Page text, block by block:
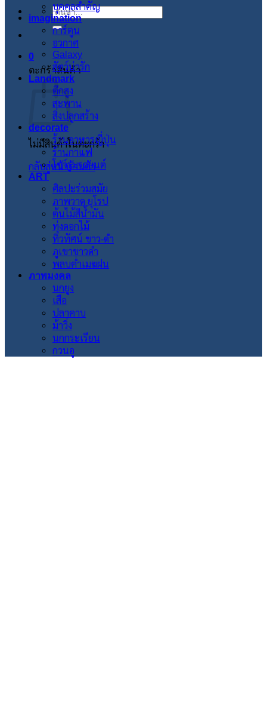
ค้นหา:
0
ตะกร้าสินค้า
ไม่มีสินค้าในตะกร้า
กลับสู่หน้าร้านค้า
บุคคลสำคัญ
imagination
การ์ตูน
อวกาศ
Galaxy
สัตว์น่ารัก
Landmark
ตึกสูง
สะพาน
สิ่งปลูกสร้าง
decorate
ร้านอาหารญี่ปุ่น
ร้านกาแฟ
โชว์รูมรถยนต์
ART
ศิลปะร่วมสมัย
ภาพวาด ยุโรป
ต้นไม้สีน้ำมัน
ทุ่งดอกไม้
ทิวทัศน์ ขาว-ดำ
ภูเขาขาวดำ
พลบค่ำเมฆฝน
ภาพมงคล
นกยูง
เสือ
ปลาคาบ
ม้าวิ่ง
นกกระเรียน
กวนอู